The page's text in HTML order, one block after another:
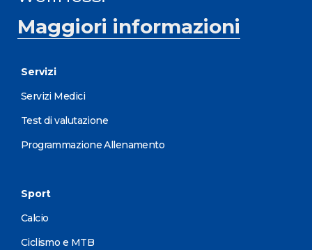
Maggiori informazioni
Servizi
Servizi Medici
Test di valutazione
Programmazione Allenamento
Sport
Calcio
Ciclismo e MTB